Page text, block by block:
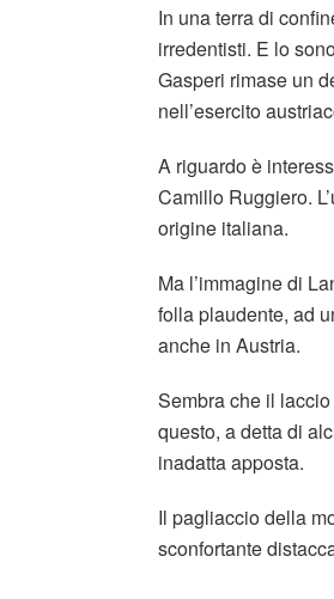
In una terra di
irredentisti. E lo
Gasperi rimase un
nell’esercito
A riguardo è
Camillo Ruggiero.
origine italiana.
Ma l’immagine di
folla plaudente, ad
anche in Austria.
Sembra che il
questo, a detta di
inadatta apposta.
Il pagliaccio della
sconfortante